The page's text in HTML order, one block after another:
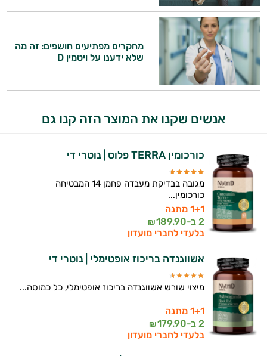
מחקרים מפתיעים חושפים: זה מה
שלא ידענו על ויטמין D
אנשים שקנו את המוצר הזה קנו גם
כורכומין TERRA פלוס | נוטרי די
מגובה בבדיקת מעבדה פחמן 14 המבטיחה
כורכומין...
1+1 מתנה
2 ב-
189.90
₪
בלעדי לחברי מועדון
אשווגנדה בריכוז אופטימלי | נוטרי די
מיצוי שורש אשווגנדה בריכוז אופטימלי, כל כמוסה...
1+1 מתנה
2 ב-
179.90
₪
בלעדי לחברי מועדון
התשובות שלי מבוססות על מאגרי מידע קליניים
וספרות מקצועית בתחומי הרפואה הטבעית
ותזונת הספורט.
אני כאן כדי לעזור לך להתאים את תוספי
התזונה ומוצרי הבריאות המדויקים למטרות
ולמצב הגופני שלך, ולהסביר לך אילו רכיבים
זה הזמן להתחיל. איך אוכל לעזור?